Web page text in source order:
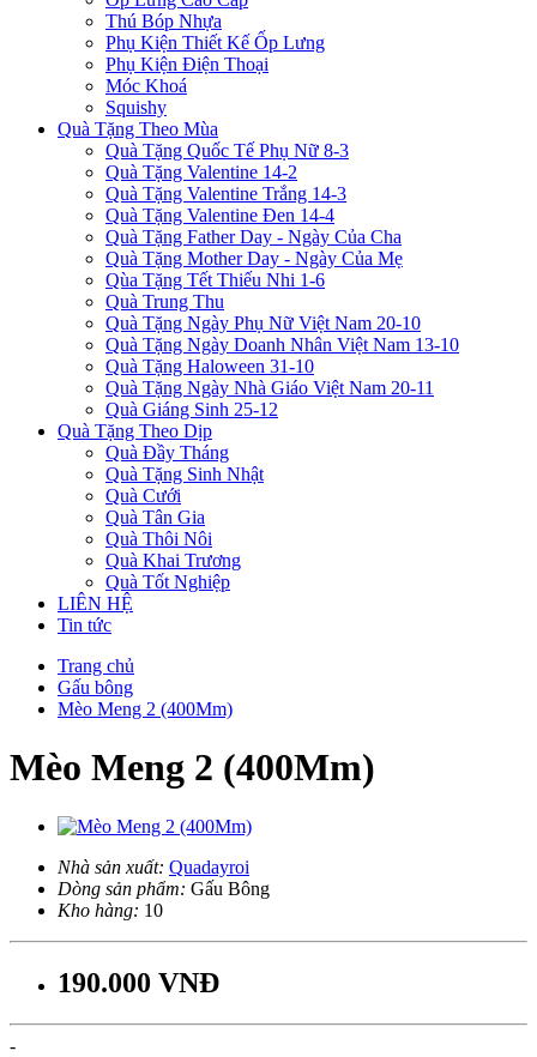
Thú Bóp Nhựa
Phụ Kiện Thiết Kế Ốp Lưng
Phụ Kiện Điện Thoại
Móc Khoá
Squishy
Quà Tặng Theo Mùa
Quà Tặng Quốc Tế Phụ Nữ 8-3
Quà Tặng Valentine 14-2
Quà Tặng Valentine Trắng 14-3
Quà Tặng Valentine Đen 14-4
Quà Tặng Father Day - Ngày Của Cha
Quà Tặng Mother Day - Ngày Của Mẹ
Qùa Tặng Tết Thiếu Nhi 1-6
Quà Trung Thu
Quà Tặng Ngày Phụ Nữ Việt Nam 20-10
Quà Tặng Ngày Doanh Nhân Việt Nam 13-10
Quà Tặng Haloween 31-10
Quà Tặng Ngày Nhà Giáo Việt Nam 20-11
Quà Giáng Sinh 25-12
Quà Tặng Theo Dịp
Quà Đầy Tháng
Quà Tặng Sinh Nhật
Quà Cưới
Quà Tân Gia
Quà Thôi Nôi
Quà Khai Trương
Quà Tốt Nghiệp
LIÊN HỆ
Tin tức
Trang chủ
Gấu bông
Mèo Meng 2 (400Mm)
Mèo Meng 2 (400Mm)
Nhà sản xuất: Quadayroi
Dòng sản phẩm: Gấu Bông
Kho hàng: 10
190.000 VNĐ
-